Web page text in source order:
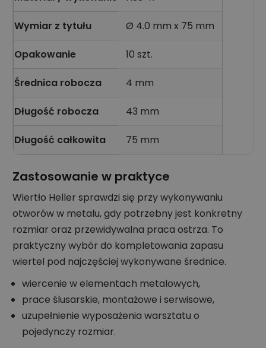
Wymiar z tytułu Ø 4.0 mm x 75 mm
Opakowanie 10 szt.
Średnica robocza 4 mm
Długość robocza 43 mm
Długość całkowita 75 mm
Zastosowanie w praktyce
Wiertło Heller sprawdzi się przy wykonywaniu
otworów w metalu, gdy potrzebny jest konkretny
rozmiar oraz przewidywalna praca ostrza. To
praktyczny wybór do kompletowania zapasu
wiertel pod najczęściej wykonywane średnice.
wiercenie w elementach metalowych,
prace ślusarskie, montażowe i serwisowe,
uzupełnienie wyposażenia warsztatu o
pojedynczy rozmiar.